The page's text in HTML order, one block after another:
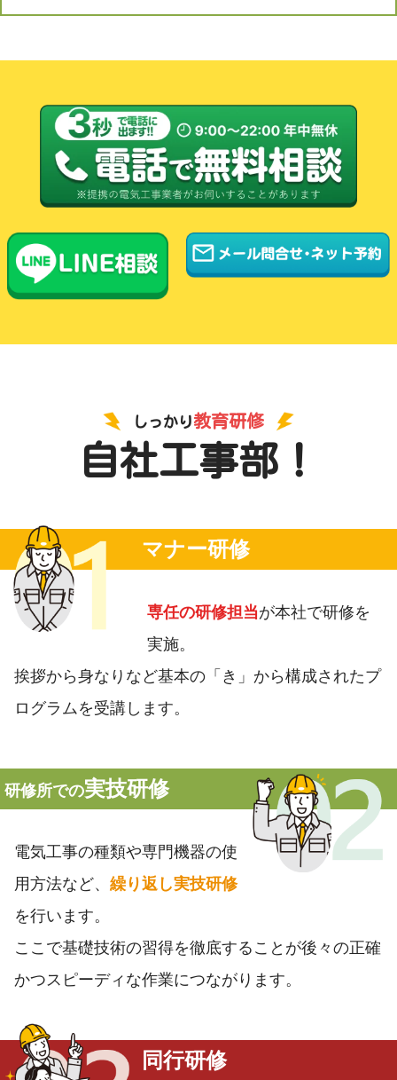
りますので、専用コンセントでない場合は切り替え
可能です。
合わせください。
しっかり教育研修
自社工事部！
マナー研修
専任の研修担当が本社で研修を
実施。
挨拶から身なりなど基本の「き」から構成されたプ
ログラムを受講します。
研修所での実技研修
電気工事の種類や専門機器の使
用方法など、 繰り返し実技研修
を行います。
ここで基礎技術の習得を徹底することが後々の正確
かつスピーディな作業につながります。
同行研修